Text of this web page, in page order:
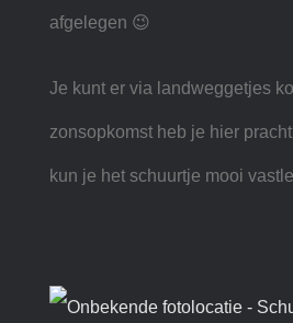
afgelegen 😉
Je kunt er via landweggetjes
zonsopkomst heb je hier
kun je het schuurtje mooi